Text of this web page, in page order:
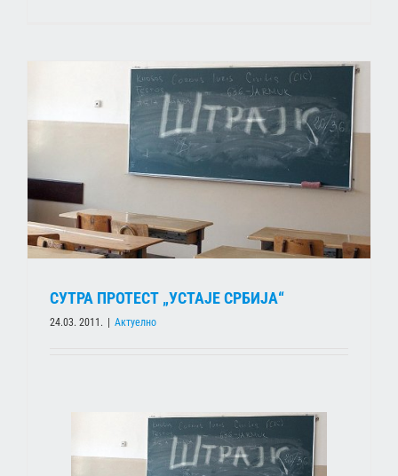
СУТРА ПРОТЕСТ „УСТАЈЕ СРБИЈА“
24.03. 2011. Актуелно